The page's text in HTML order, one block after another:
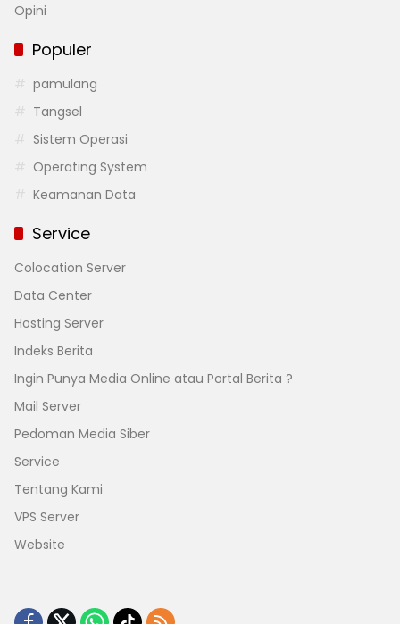
Opini
Populer
pamulang
Tangsel
Sistem Operasi
Operating System
Keamanan Data
Service
Colocation Server
Data Center
Hosting Server
Indeks Berita
Ingin Punya Media Online atau Portal Berita ?
Mail Server
Pedoman Media Siber
Service
Tentang Kami
VPS Server
Website